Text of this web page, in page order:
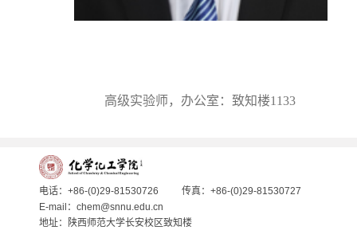
高级实验师，办公室：致知楼1133
电话：+86-(0)29-81530726
传真：+86-(0)29-81530727
E-mail：chem@snnu.edu.cn
地址：陕西师范大学长安校区致知楼